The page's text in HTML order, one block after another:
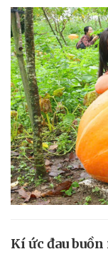
Kí ức đau